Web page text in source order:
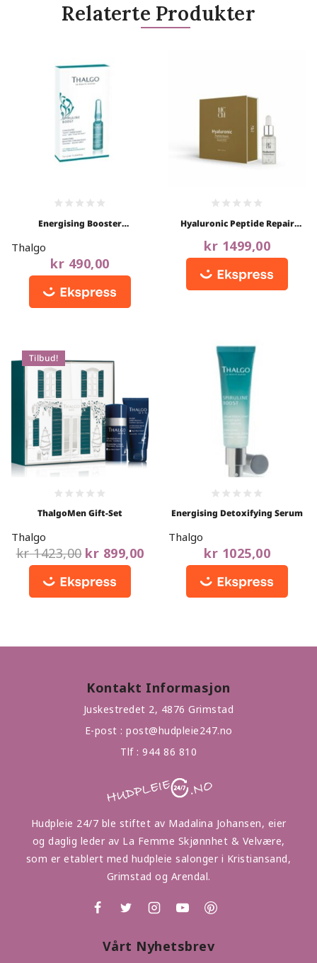
Relaterte Produkter
0
out
Energising Booster
Thalgo
kr 490,00
0
out
5
Hyaluronic Peptide Repair
Serum
kr 1499,00
Tilbud!
0
out
ThalgoMen Gift-Set
Thalgo
kr1423,00 kr 899,00
0
out
Energising Detoxifying Serum
Thalgo
kr 1025,00
Kontakt Informasjon
Juskestredet 2, 4876 Grimstad
E-post : post@hudpleie247.no
Tlf : 944 86 810
Hudpleie 24/7 ble stiftet av Madalina Johansen, eier
og daglig leder av La Femme Skjønnhet & Velvære,
som er etablert med hudpleie salonger i Kristiansand,
Grimstad og Arendal.
Vårt Nyhetsbrev